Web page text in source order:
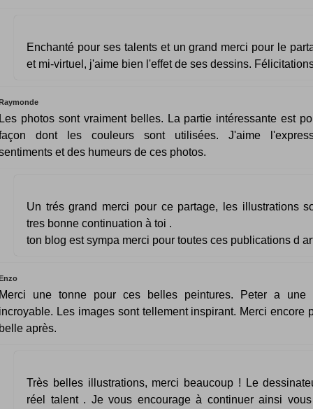
Enchanté pour ses talents et un grand merci pour le
et mi-virtuel, j'aime bien l'effet de ses dessins.
photos sont vraiment belles. La partie intéressante est
dont les couleurs sont utilisées. J'aime
et des humeurs de ces photos.
Un trés grand merci pour ce partage, les illustrations
tres bonne continuation à toi .
ton blog est sympa merci pour toutes ces publications d
une tonne pour ces belles peintures. Peter a une
Les images sont tellement inspirant. Merci encore
après.
Très belles illustrations, merci beaucoup ! Le
réel talent . Je vous encourage à continuer ainsi